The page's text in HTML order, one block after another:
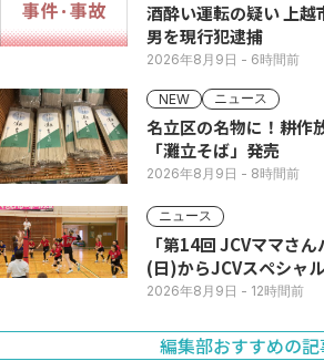
酒酔い運転の疑い 上
男を現行犯逮捕
2026年8月9日 - 6時間前
NEW ニュース
名立区の名物に！耕作
「灘立そば」発売
2026年8月9日 - 8時間前
ニュース
「第14回 JCVママさ
(日)からJCVスペシャ
2026年8月9日 - 12時間前
編集部おすすめの